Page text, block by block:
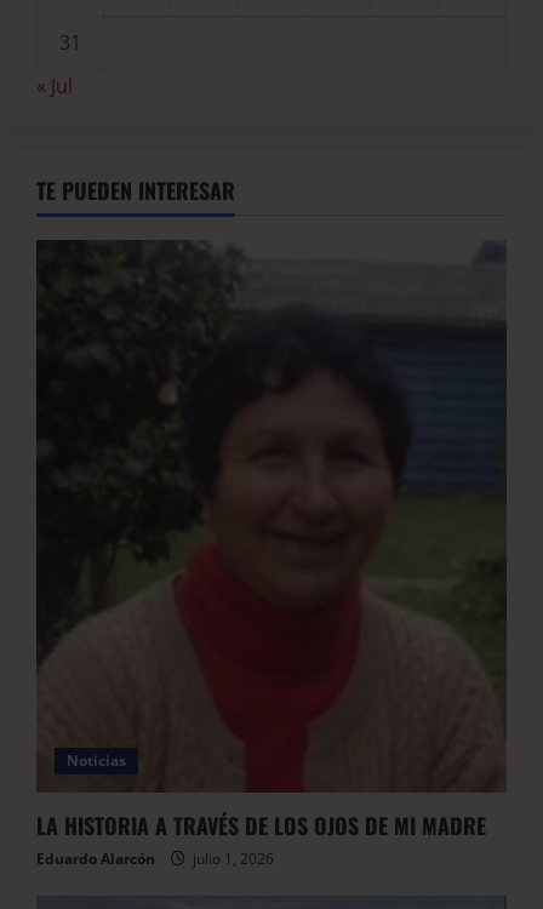
31
« Jul
TE PUEDEN INTERESAR
Noticias
LA HISTORIA A TRAVÉS DE LOS OJOS DE MI MADRE
Eduardo Alarcón julio 1, 2026